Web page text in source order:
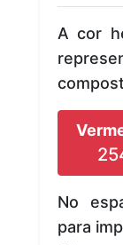
A cor
No
para